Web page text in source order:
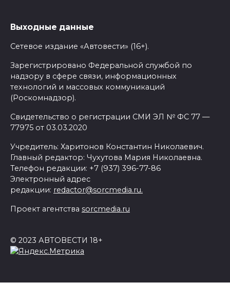
Выходные данные
Сетевое издание «Автовести» (16+).
Зарегистрировано Федеральной службой по
надзору в сфере связи, информационных
технологий и массовых коммуникаций
(Роскомнадзор).
Свидетельство о регистрации СМИ ЭЛ № ФС 77 —
77975 от 03.03.2020
Учредитель: Харитонов Константин Николаевич.
Главный редактор: Чухутова Мария Николаевна.
Телефон редакции: +7 (937) 396-77-86
Электронный адрес
редакции: redactor@sorcmedia.ru.
Проект агентства sorcmedia.ru
© 2023 АВТОВЕСТИ 18+